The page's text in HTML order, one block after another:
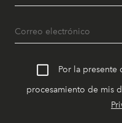
Por la presente
procesamiento de mis